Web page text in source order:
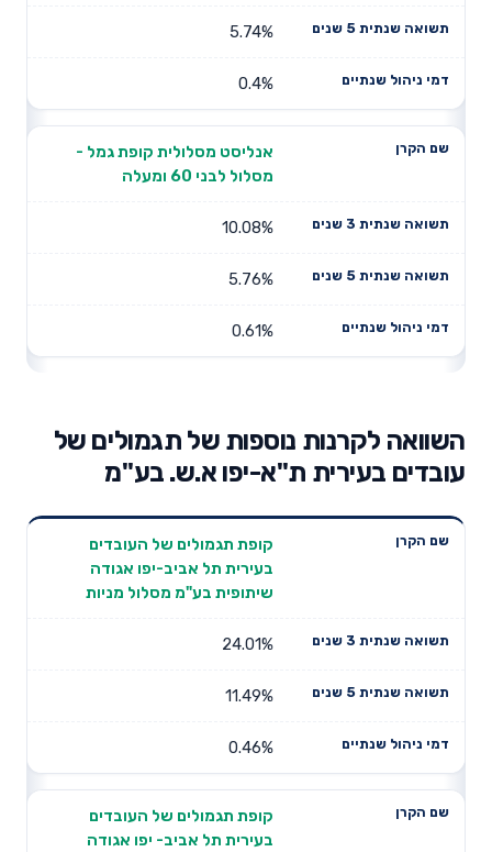
5.74%
0.4%
אנליסט מסלולית קופת גמל -
מסלול לבני 60 ומעלה
10.08%
5.76%
0.61%
השוואה לקרנות נוספות של תגמולים של
עובדים בעירית ת"א-יפו א.ש. בע"מ
שנתית 3
תשואה
שנתית 5
שנים
קופת תגמולים של העובדים
בעירית תל אביב-יפו אגודה
שיתופית בע"מ מסלול מניות
24.01%
11.49%
0.46%
קופת תגמולים של העובדים
בעירית תל אביב- יפו אגודה